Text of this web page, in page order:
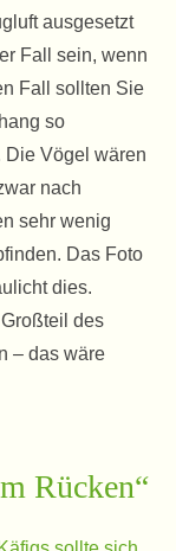
ausgesetzt
Fall sein, wenn
Fall sollten Sie
so
Die Vögel wären
nach
sehr wenig
Das Foto
dies.
des
– das wäre
Rücken“